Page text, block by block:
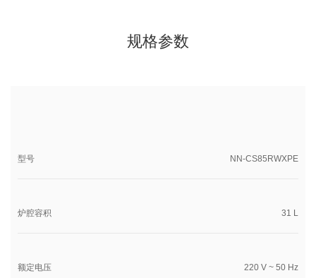
规格参数
型号 NN-CS85RWXPE
炉腔容积 31 L
额定电压 220 V ~ 50 Hz